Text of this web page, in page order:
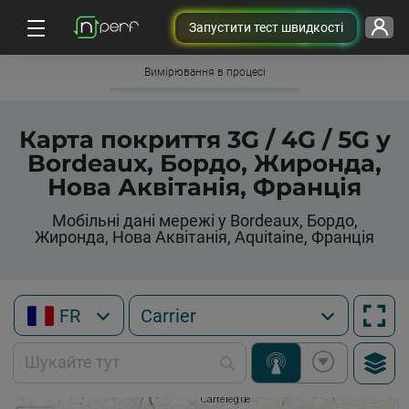
Запустити тест швидкості
Вимірювання в процесі
Карта покриття 3G / 4G / 5G у
Bordeaux, Бордо, Жиронда,
Нова Аквітанія, Франція
Мобільні дані мережі у Bordeaux, Бордо,
Жиронда, Нова Аквітанія, Aquitaine, Франція
FR